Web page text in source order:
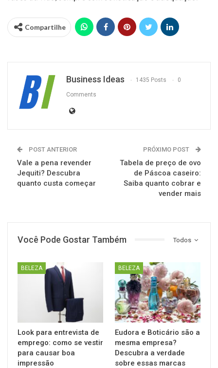
Compartilhe
Business Ideas 1435 Posts 0
Comments
POST ANTERIOR
Vale a pena revender
Jequiti? Descubra
quanto custa começar
PRÓXIMO POST
Tabela de preço de ovo
de Páscoa caseiro:
Saiba quanto cobrar e
vender mais
Todos
Você Pode Gostar Também
BELEZA
Look para entrevista de
emprego: como se vestir
para causar boa
impressão
BELEZA
Eudora e Boticário são a
mesma empresa?
Descubra a verdade
sobre essas marcas